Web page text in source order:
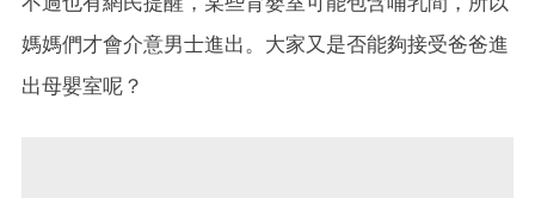
媽媽們才會介意男士進出。大家又是否能夠接受爸爸進
出母嬰室呢？